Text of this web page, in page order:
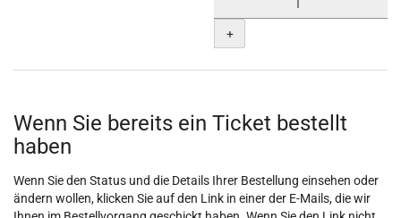
+
Wenn Sie bereits ein Ticket bestellt
haben
Wenn Sie den Status und die Details Ihrer Bestellung einsehen oder
ändern wollen, klicken Sie auf den Link in einer der E-Mails, die wir